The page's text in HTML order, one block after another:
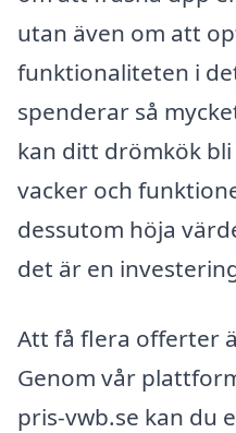
utan även om att
funktionaliteten i
spenderar så
kan ditt drömkök
vacker och
dessutom höja
det är en
Att få flera offerter
Genom vår
pris-vwb.se kan du